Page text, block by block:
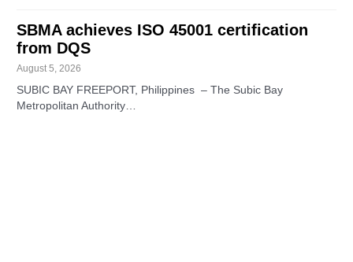
SBMA achieves ISO 45001 certification
from DQS
August 5, 2026
SUBIC BAY FREEPORT, Philippines – The Subic Bay
Metropolitan Authority…